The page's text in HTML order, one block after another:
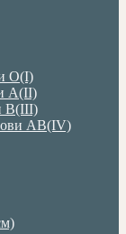
О(I)
А(II)
В(III)
АВ(IV)